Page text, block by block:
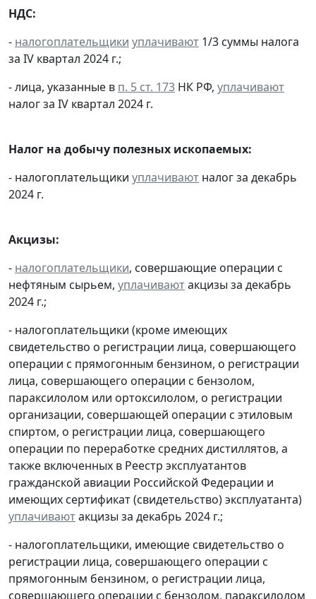
НДС:
- налогоплательщики уплачивают 1/3 суммы налога
за IV квартал 2024 г.;
- лица, указанные в п. 5 ст. 173 НК РФ, уплачивают
налог за IV квартал 2024 г.
Налог на добычу полезных ископаемых:
- налогоплательщики уплачивают налог за декабрь
2024 г.
Акцизы:
- налогоплательщики, совершающие операции с
нефтяным сырьем, уплачиваютакцизы за декабрь
2024 г.;
- налогоплательщики (кроме имеющих
свидетельство о регистрации лица, совершающего
операции с прямогонным бензином, о регистрации
лица, совершающего операции с бензолом,
параксилолом или ортоксилолом, о регистрации
организации, совершающей операции с этиловым
спиртом, о регистрации лица, совершающего
операции по переработке средних дистиллятов, а
также включенных в Реестр эксплуатантов
гражданской авиации Российской Федерации и
имеющих сертификат (свидетельство) эксплуатанта)
уплачиваютакцизы за декабрь 2024 г.;
- налогоплательщики, имеющие свидетельство о
регистрации лица, совершающего операции с
прямогонным бензином, о регистрации лица,
совершающего операции с бензолом, параксилолом